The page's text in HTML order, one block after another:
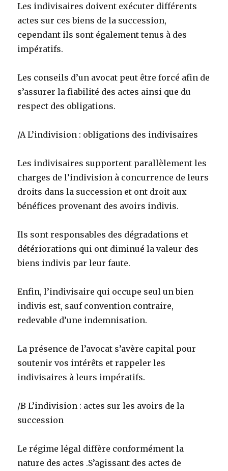
Les indivisaires doivent exécuter différents
actes sur ces biens de la succession,
cependant ils sont également tenus à des
impératifs.
Les conseils d’un avocat peut être forcé afin de
s’assurer la fiabilité des actes ainsi que du
respect des obligations.
/A L’indivision : obligations des indivisaires
Les indivisaires supportent parallèlement les
charges de l’indivision à concurrence de leurs
droits dans la succession et ont droit aux
bénéfices provenant des avoirs indivis.
Ils sont responsables des dégradations et
détériorations qui ont diminué la valeur des
biens indivis par leur faute.
Enfin, l’indivisaire qui occupe seul un bien
indivis est, sauf convention contraire,
redevable d’une indemnisation.
La présence de l’avocat s’avère capital pour
soutenir vos intérêts et rappeler les
indivisaires à leurs impératifs.
/B L’indivision : actes sur les avoirs de la
succession
Le régime légal diffère conformément la
nature des actes .S’agissant des actes de